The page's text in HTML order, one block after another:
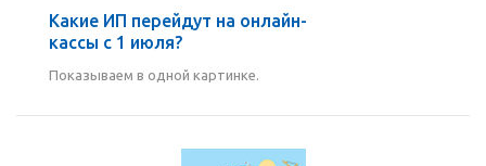
Какие ИП перейдут на онлайн-
кассы с 1 июля?
Показываем в одной картинке.